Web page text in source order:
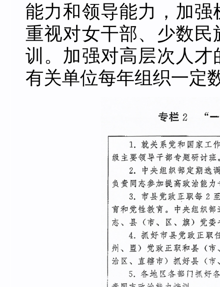
能力和领导能力，加
重视对女干部、少数
训。加强对高层次人
有关单位每年组织一定